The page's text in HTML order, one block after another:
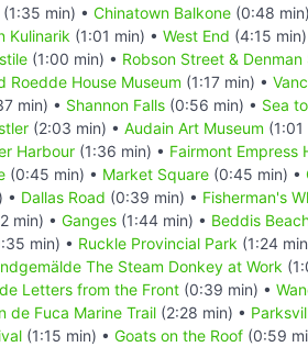
(1:35 min) • Chinatown Balkone (0:48
Kulinarik (1:01 min) • West End (4:15 min)
(1:00 min) • Robson Street & Denman
Roedde House Museum (1:17 min) •
min) • Shannon Falls (0:56 min) • Sea
(2:03 min) • Audain Art Museum (1:01
Harbour (1:36 min) • Fairmont Empress
(0:45 min) • Market Square (0:45 min) •
• Dallas Road (0:39 min) • Fisherman's
min) • Ganges (1:44 min) • Beddis
min) • Ruckle Provincial Park (1:24
The Steam Donkey at Work
Letters from the Front (0:39 min) •
de Fuca Marine Trail (2:28 min) •
(1:15 min) • Goats on the Roof (0:59